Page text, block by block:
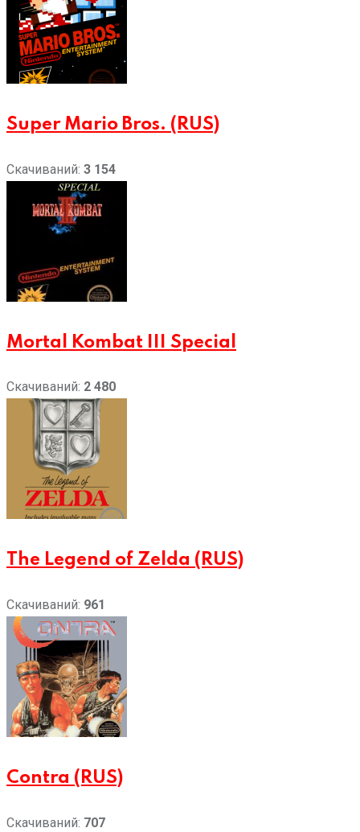
Super Mario Bros. (RUS)
Скачиваний: 3 154
Mortal Kombat III Special
Скачиваний: 2 480
The Legend of Zelda (RUS)
Скачиваний: 961
Contra (RUS)
Скачиваний: 707